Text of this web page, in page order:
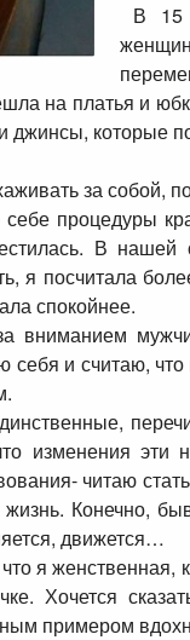
В 15
на платья и
джинсы, которые
за собой,
процедуры
В
я посчитала
спокойнее.
вниманием
и считаю,
изменения эти
читаю
Конечно,
движется…
я
Хочется
примером